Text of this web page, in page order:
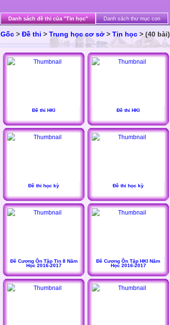
Danh sách đề thi của "Tin học" Danh sách thư mục con
Gốc > Đề thi > Trung học cơ sở > Tin học > (40 bài)
Đề thi HKI Đề thi HKI
Đề thi học kỳ Đề thi học kỳ
Đề Cương Ôn Tập Tin 8 Năm
Học 2016-2017
Đề Cương Ôn Tập HKI Năm
Học 2016-2017